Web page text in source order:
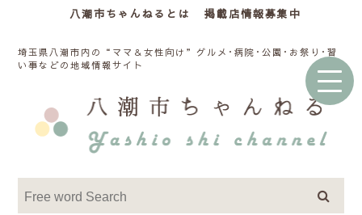
八潮市ちゃんねるとは 掲載店情報募集中
埼玉県八潮市内の“ママ＆女性向け”グルメ･病院･公園･お祭り･習
い事などの地域情報サイト